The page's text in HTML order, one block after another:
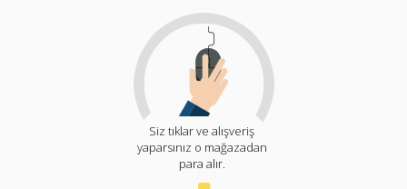
Siz tıklar ve alışveriş
yaparsınız o mağazadan
para alır.